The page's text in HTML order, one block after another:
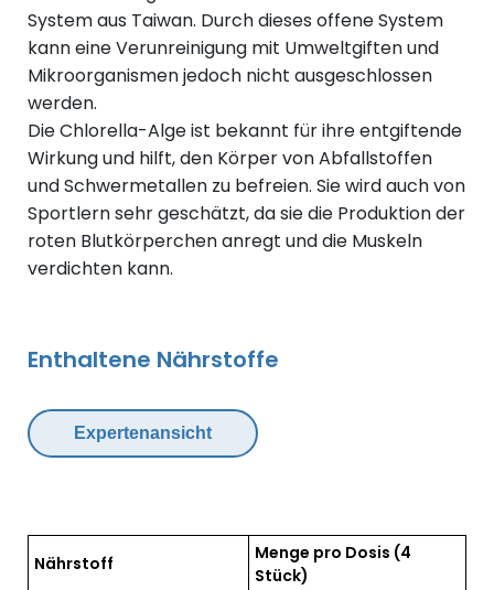
System aus Taiwan. Durch dieses offene System
kann eine Verunreinigung mit Umweltgiften und
Mikroorganismen jedoch nicht ausgeschlossen
werden.
Die Chlorella-Alge ist bekannt für ihre entgiftende
Wirkung und hilft, den Körper von Abfallstoffen
und Schwermetallen zu befreien. Sie wird auch von
Sportlern sehr geschätzt, da sie die Produktion der
roten Blutkörperchen anregt und die Muskeln
verdichten kann.
Enthaltene Nährstoffe
Expertenansicht
Nährstoff Menge pro Dosis (4
Stück)